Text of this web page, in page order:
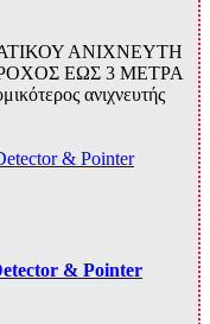
ΑΝΙΧΝΕΥΤΗ
ΕΩΣ 3 ΜΕΤΡΑ
ανιχνευτής
& Pointer